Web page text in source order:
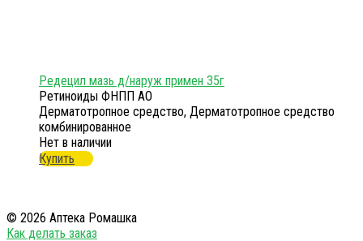
Редецил мазь д/наруж примен 35г
Ретиноиды ФНПП АО
Дерматотропное средство, Дерматотропное средство
комбинированное
Нет в наличии
Купить
© 2026 Аптека Ромашка
Как делать заказ